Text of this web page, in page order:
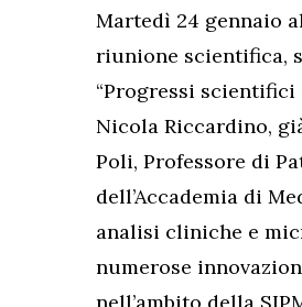
Martedì 24 gennaio
riunione scientifica,
“Progressi
Nicola Riccardino,
Poli, Professore di
dell’Accademia di
analisi cliniche e
numerose